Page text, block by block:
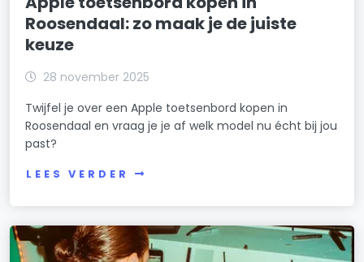
Roosendaal: zo maak je de juiste
keuze
28 november 2025
Twijfel je over een Apple toetsenbord kopen in
Roosendaal en vraag je je af welk model nu écht bij jou
past?
LEES VERDER